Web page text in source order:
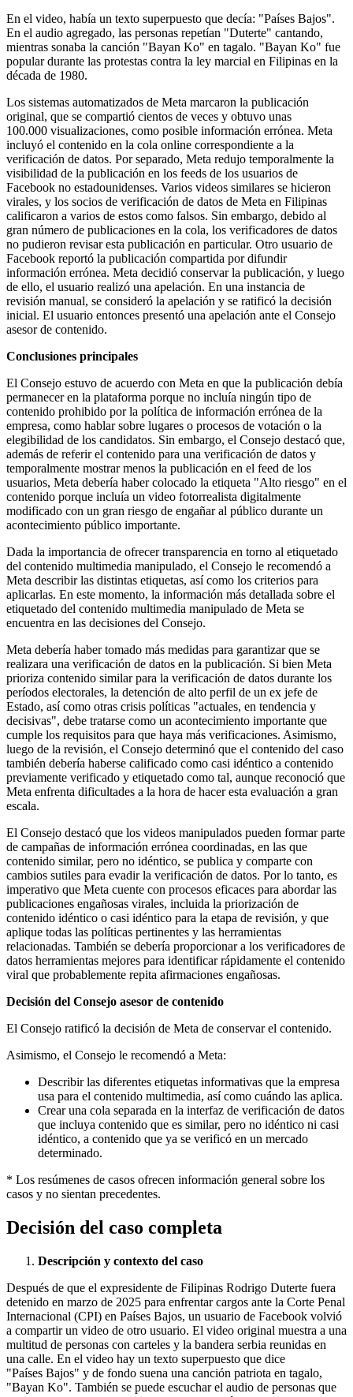
En el video, había un texto superpuesto que decía: "Países Bajos".
En el audio agregado, las personas repetían "Duterte" cantando,
mientras sonaba la canción "Bayan Ko" en tagalo. "Bayan Ko" fue
popular durante las protestas contra la ley marcial en Filipinas en la
década de 1980.
Los sistemas automatizados de Meta marcaron la publicación
original, que se compartió cientos de veces y obtuvo unas
100.000 visualizaciones, como posible información errónea. Meta
incluyó el contenido en la cola online correspondiente a la
verificación de datos. Por separado, Meta redujo temporalmente la
visibilidad de la publicación en los feeds de los usuarios de
Facebook no estadounidenses. Varios videos similares se hicieron
virales, y los socios de verificación de datos de Meta en Filipinas
calificaron a varios de estos como falsos. Sin embargo, debido al
gran número de publicaciones en la cola, los verificadores de datos
no pudieron revisar esta publicación en particular. Otro usuario de
Facebook reportó la publicación compartida por difundir
información errónea. Meta decidió conservar la publicación, y luego
de ello, el usuario realizó una apelación. En una instancia de
revisión manual, se consideró la apelación y se ratificó la decisión
inicial. El usuario entonces presentó una apelación ante el Consejo
asesor de contenido.
Conclusiones principales
El Consejo estuvo de acuerdo con Meta en que la publicación debía
permanecer en la plataforma porque no incluía ningún tipo de
contenido prohibido por la política de información errónea de la
empresa, como hablar sobre lugares o procesos de votación o la
elegibilidad de los candidatos. Sin embargo, el Consejo destacó que,
además de referir el contenido para una verificación de datos y
temporalmente mostrar menos la publicación en el feed de los
usuarios, Meta debería haber colocado la etiqueta "Alto riesgo" en el
contenido porque incluía un video fotorrealista digitalmente
modificado con un gran riesgo de engañar al público durante un
acontecimiento público importante.
Dada la importancia de ofrecer transparencia en torno al etiquetado
del contenido multimedia manipulado, el Consejo le recomendó a
Meta describir las distintas etiquetas, así como los criterios para
aplicarlas. En este momento, la información más detallada sobre el
etiquetado del contenido multimedia manipulado de Meta se
encuentra en las decisiones del Consejo.
Meta debería haber tomado más medidas para garantizar que se
realizara una verificación de datos en la publicación. Si bien Meta
prioriza contenido similar para la verificación de datos durante los
períodos electorales, la detención de alto perfil de un ex jefe de
Estado, así como otras crisis políticas "actuales, en tendencia y
decisivas", debe tratarse como un acontecimiento importante que
cumple los requisitos para que haya más verificaciones. Asimismo,
luego de la revisión, el Consejo determinó que el contenido del caso
también debería haberse calificado como casi idéntico a contenido
previamente verificado y etiquetado como tal, aunque reconoció que
Meta enfrenta dificultades a la hora de hacer esta evaluación a gran
escala.
El Consejo destacó que los videos manipulados pueden formar parte
de campañas de información errónea coordinadas, en las que
contenido similar, pero no idéntico, se publica y comparte con
cambios sutiles para evadir la verificación de datos. Por lo tanto, es
imperativo que Meta cuente con procesos eficaces para abordar las
publicaciones engañosas virales, incluida la priorización de
contenido idéntico o casi idéntico para la etapa de revisión, y que
aplique todas las políticas pertinentes y las herramientas
relacionadas. También se debería proporcionar a los verificadores de
datos herramientas mejores para identificar rápidamente el contenido
viral que probablemente repita afirmaciones engañosas.
Decisión del Consejo asesor de contenido
El Consejo ratificó la decisión de Meta de conservar el contenido.
Asimismo, el Consejo le recomendó a Meta:
Describir las diferentes etiquetas informativas que la empresa
usa para el contenido multimedia, así como cuándo las aplica.
Crear una cola separada en la interfaz de verificación de datos
que incluya contenido que es similar, pero no idéntico ni casi
idéntico, a contenido que ya se verificó en un mercado
determinado.
* Los resúmenes de casos ofrecen información general sobre los
casos y no sientan precedentes.
Decisión del caso completa
Descripción y contexto del caso
Después de que el expresidente de Filipinas Rodrigo Duterte fuera
detenido en marzo de 2025 para enfrentar cargos ante la Corte Penal
Internacional (CPI) en Países Bajos, un usuario de Facebook volvió
a compartir un video de otro usuario. El video original muestra a una
multitud de personas con carteles y la bandera serbia reunidas en
una calle. En el video hay un texto superpuesto que dice
"Países Bajos" y de fondo suena una canción patriota en tagalo,
"Bayan Ko". También se puede escuchar el audio de personas que